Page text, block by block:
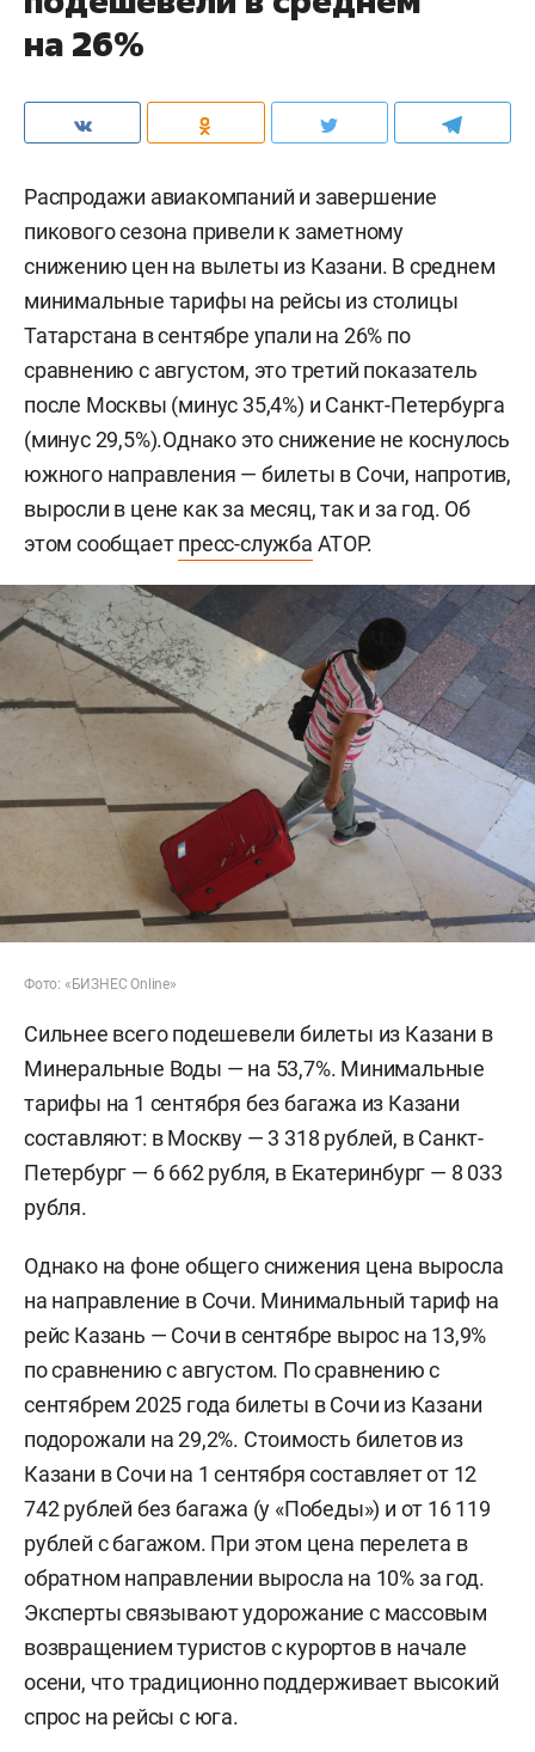
на 26%
Распродажи авиакомпаний и завершение
пикового сезона привели к заметному
снижению цен на вылеты из Казани. В среднем
минимальные тарифы на рейсы из столицы
Татарстана в сентябре упали на 26% по
сравнению с августом, это третий показатель
после Москвы (минус 35,4%) и Санкт-Петербурга
(минус 29,5%).Однако это снижение не коснулось
южного направления — билеты в Сочи, напротив,
выросли в цене как за месяц, так и за год. Об
этом сообщаетпресс-служба АТОР.
Фото: «БИЗНЕС Online»
Сильнее всего подешевели билеты из Казани в
Минеральные Воды — на 53,7%. Минимальные
тарифы на 1 сентября без багажа из Казани
составляют: в Москву — 3 318 рублей, в Санкт-
Петербург — 6 662 рубля, в Екатеринбург — 8 033
рубля.
Однако на фоне общего снижения цена выросла
на направление в Сочи. Минимальный тариф на
рейс Казань — Сочи в сентябре вырос на 13,9%
по сравнению с августом. По сравнению с
сентябрем 2025 года билеты в Сочи из Казани
подорожали на 29,2%. Стоимость билетов из
Казани в Сочи на 1 сентября составляет от 12
742 рублей без багажа (у «Победы») и от 16 119
рублей с багажом. При этом цена перелета в
обратном направлении выросла на 10% за год.
Эксперты связывают удорожание с массовым
возвращением туристов с курортов в начале
осени, что традиционно поддерживает высокий
спрос на рейсы с юга.